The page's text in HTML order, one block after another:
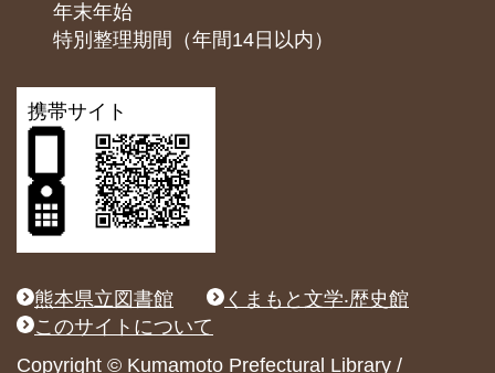
年末年始
特別整理期間（年間14日以内）
携帯サイト
熊本県立図書館
くまもと文学‧歴史館
このサイトについて
Copyright © Kumamoto Prefectural Library /